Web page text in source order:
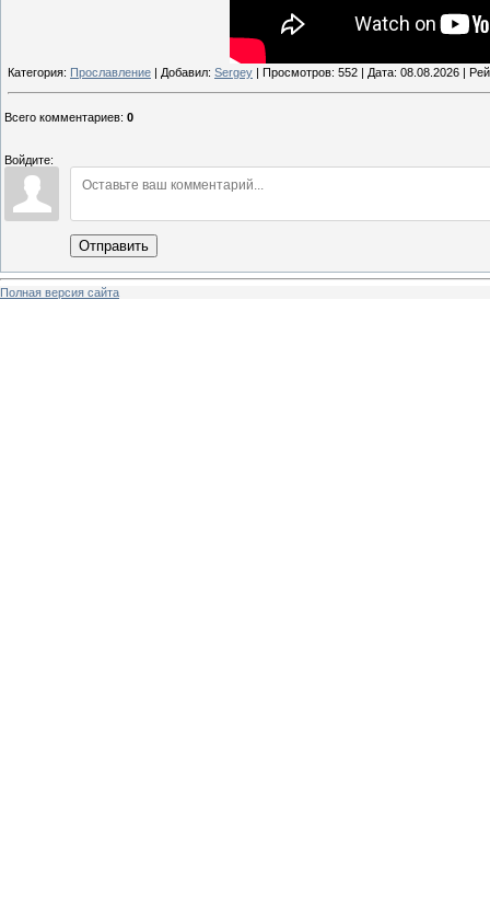
Категория: Прославление | Добавил: Sergey | Просмотров: 552 | Дата: 08.08.2026 |
Всего комментариев: 0
Войдите:
Отправить
Полная версия сайта